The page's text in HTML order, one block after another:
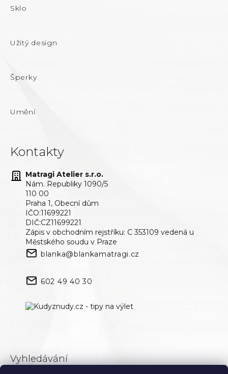
Sklo
Užitý design
Šperky
Umění
Kontakty
Matragi Atelier s.r.o.
Nám. Republiky 1090/5
110 00
Praha 1, Obecní dům
IČO:11699221
DIČ:CZ11699221
Zápis v obchodním rejstříku: C 353109 vedená u
Městského soudu v Praze
blanka@blankamatragi.cz
602 49 40 30
Vyhledávání